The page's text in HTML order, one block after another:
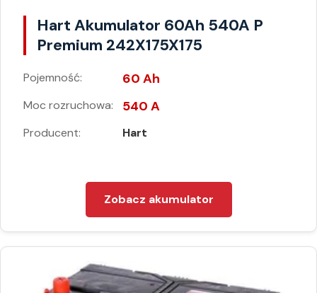
Hart Akumulator 60Ah 540A P
Premium 242X175X175
Pojemność: 60 Ah
Moc rozruchowa: 540 A
Producent: Hart
Zobacz akumulator